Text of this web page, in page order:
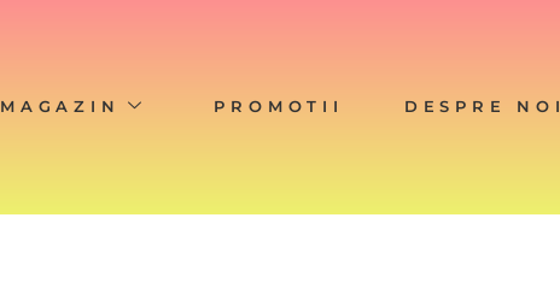
MAGAZIN PROMOTII DESPRE NOI